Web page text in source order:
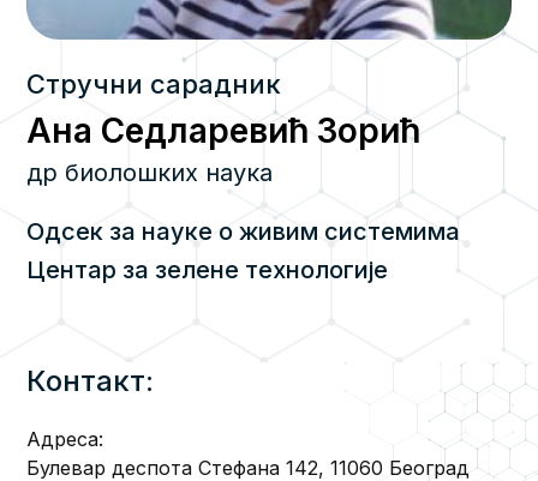
Стручни сарадник
Ана Седларевић Зорић
др биолошких наука
Одсек за науке о живим системима
Центар за зелене технологије
Контакт:
Адреса:
Булевар деспота Стефана 142, 11060 Београд